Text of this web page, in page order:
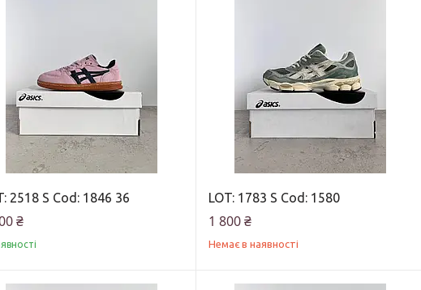
2518 S Cod: 1846 36
₴
LOT: 1783 S Cod: 1580
1 800 ₴
Немає в наявності